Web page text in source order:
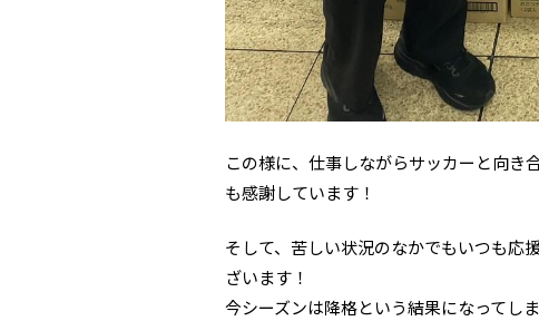
この様に、仕事しながらサッカーと向き
も感謝しています！
そして、苦しい状況のなかでもいつも応
ざいます！
今シーズンは降格という結果になってし